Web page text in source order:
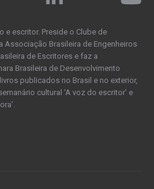
e escritor. Preside o Clube de
Associação Brasileira de Engenheiros
de Escritores e faz a
Brasileira de Desenvolvimento
publicados no Brasil e no exterior,
cultural ‘A voz do escritor’ e